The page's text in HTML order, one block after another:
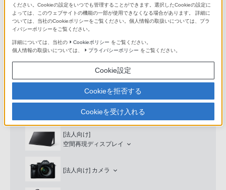
専用窓口のある業務用商品に関するお問い合わせ
以下の製品・サービスは専用窓口がございます。対象の
アイコンをクリックしてリンク先の窓口よりお問い合わ
業務用ディスプレイ・テレビ
[法人向け]ブラビア
[法人向け]
空間再現ディスプレイ
[法人向け] カメラ
ください。Cookieの設定をいつでも管理することができます。選択したCookieの設定に
よっては、このウェブサイトの機能の一部が使用できなくなる場合があります。 詳細に
ついては、当社のCookieポリシーをご覧ください。個人情報の取扱いについては、プラ
イバシーポリシーをご覧ください。
詳細については、当社の Cookieポリシー をご覧ください。
個人情報の取扱いについては、
プライバシーポリシー をご覧ください。
Cookie設定
Cookieを拒否する
Cookieを受け入れる